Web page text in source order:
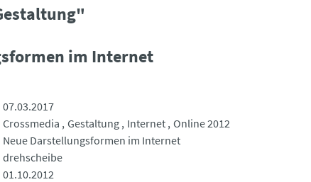
im Internet
07.03.2017
Crossmedia Gestaltung Internet Online 2012
Neue Darstellungsformen im Internet
drehscheibe
01.10.2012